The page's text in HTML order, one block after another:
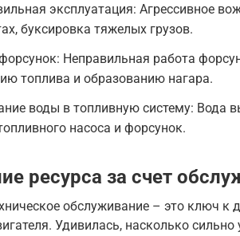
эксплуатация: Агрессивное
буксировка тяжелых грузов.
Неправильная работа
топлива и образованию нагара.
воды в топливную систему: Вода
насоса и форсунок.
ресурса за счет
обслуживание – это ключ к
Удивилась, насколько